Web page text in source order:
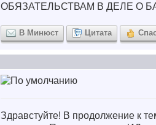
ОБЯЗАТЕЛЬСТВАМ В ДЕЛЕ О
В Минюст Цитата
Здравстуйте! В продолжение к